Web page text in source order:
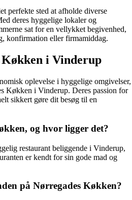
perfekte sted at afholde diverse
deres hyggelige lokaler og
sat for en vellykket begivenhed,
konfirmation eller firmamiddag.
Køkken i Vinderup
oplevelse i hyggelige omgivelser,
Køkken i Vinderup. Deres passion for
sikkert gøre dit besøg til en
og hvor ligger det?
restaurant beliggende i Vinderup,
er kendt for sin gode mad og
på Nørregades Køkken?